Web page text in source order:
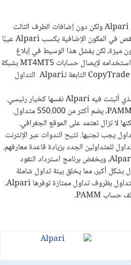
Alpariولكن دون إضافات الطرف الثالث
في المكون الإضافية يكسبAlpariعيبًا
ميزة، لكن يفشل هذا الوسيط في إبلاغ
لإيصال حساباتMT4MT5بشبكة
CopyTrade التابعة لـAlpari التداول
أثبتت فيهAlpariنفسها كخيار رئيسي.
، يضم أكثر من 550.000 متداول.
إيداع نسبتها 30% ولكنها لا تزال تعتمد على الموقع الجغرافي.
يجب تجنبها. تتيح الندوات عبر الإنترنت
للمتداولين الجدد بزيادة قاعدة معارفهم.
، ويخفض برنامج استرداد النقود
بشكل أكبر، مما يخلق بيئة تداول شاملة
Alpari،
PAMM
.